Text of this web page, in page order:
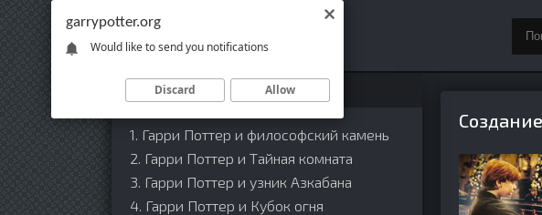
МЕНЮ:
1. Гарри Поттер и философский камень
2. Гарри Поттер и Тайная комната
3. Гарри Поттер и узник Азкабана
4. Гарри Поттер и Кубок огня
garrypotter.org
Would like to send you notifications
Discard Allow